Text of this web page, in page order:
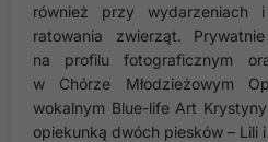
również przy wydarzeniach
ratowania zwierząt.
na profilu fotograficznym
w Chórze Młodzieżowym
wokalnym Blue-life Art
opiekunką dwóch piesków – Lili i